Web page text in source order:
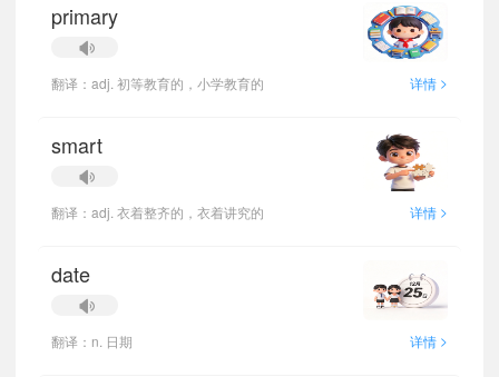
primary
翻译：adj. 初等教育的，小学教育的 详情 >
smart
翻译：adj. 衣着整齐的，衣着讲究的 详情 >
date
翻译：n. 日期 详情 >